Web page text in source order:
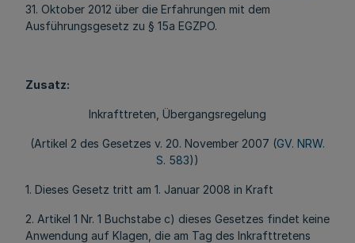
31. Oktober 2012 über die Erfahrungen mit dem
Ausführungsgesetz zu § 15a EGZPO.
Zusatz:
Inkrafttreten, Übergangsregelung
(Artikel 2 des Gesetzes v. 20. November 2007 (GV. NRW.
S. 583))
1. Dieses Gesetz tritt am 1. Januar 2008 in Kraft
2. Artikel 1 Nr. 1 Buchstabe c) dieses Gesetzes findet keine
Anwendung auf Klagen, die am Tag des Inkrafttretens